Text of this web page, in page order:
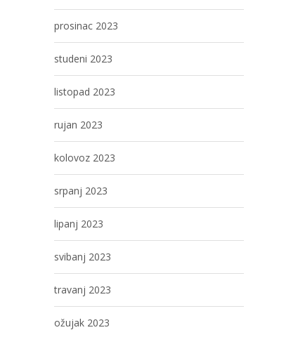
prosinac 2023
studeni 2023
listopad 2023
rujan 2023
kolovoz 2023
srpanj 2023
lipanj 2023
svibanj 2023
travanj 2023
ožujak 2023